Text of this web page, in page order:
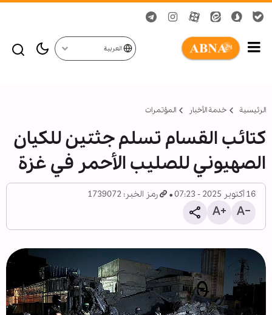
العربية
الرئيسية خدمة الأخبار المؤتمرات
كتائب القسام تسلم جثتين للكيان
الصهيوني للصليب الأحمر في غزة
16 أكتوبر 2025 - 07:23 رمز الخبر: 1739072